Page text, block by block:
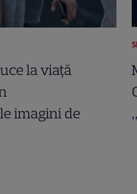
la viață
imagini de